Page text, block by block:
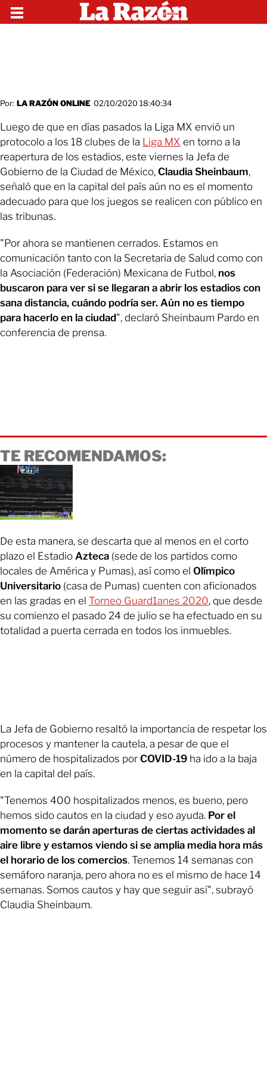
Por: LA RAZÓN ONLINE 02/10/2020 18:40:34
Luego de que en días pasados la Liga MX envió un
protocolo a los 18 clubes de la Liga MX en torno a la
reapertura de los estadios, este viernes la Jefa de
Gobierno de la Ciudad de México, Claudia Sheinbaum,
señaló que en la capital del país aún no es el momento
adecuado para que los juegos se realicen con público en
las tribunas.
"Por ahora se mantienen cerrados. Estamos en
comunicación tanto con la Secretaria de Salud como con
la Asociación (Federación) Mexicana de Futbol, nos
buscaron para ver si se llegaran a abrir los estadios con
sana distancia, cuándo podría ser. Aún no es tiempo
para hacerlo en la ciudad", declaró Sheinbaum Pardo en
conferencia de prensa.
TE RECOMENDAMOS:
De esta manera, se descarta que al menos en el corto
plazo el Estadio Azteca (sede de los partidos como
locales de América y Pumas), así como el Olímpico
Universitario (casa de Pumas) cuenten con aficionados
en las gradas en el Torneo Guard1anes 2020, que desde
su comienzo el pasado 24 de julio se ha efectuado en su
totalidad a puerta cerrada en todos los inmuebles.
La Jefa de Gobierno resaltó la importancia de respetar los
procesos y mantener la cautela, a pesar de que el
número de hospitalizados por COVID-19 ha ido a la baja
en la capital del país.
"Tenemos 400 hospitalizados menos, es bueno, pero
hemos sido cautos en la ciudad y eso ayuda. Por el
momento se darán aperturas de ciertas actividades al
aire libre y estamos viendo si se amplia media hora más
el horario de los comercios. Tenemos 14 semanas con
semáforo naranja, pero ahora no es el mismo de hace 14
semanas. Somos cautos y hay que seguir así", subrayó
Claudia Sheinbaum.